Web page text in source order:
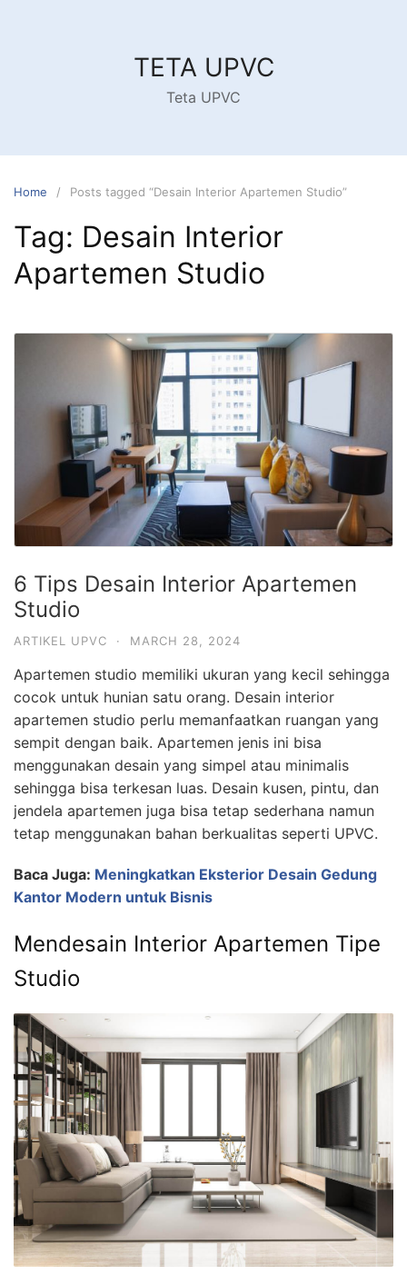
TETA UPVC
Teta UPVC
Home Posts tagged “Desain Interior Apartemen Studio”
Tag: Desain Interior
Apartemen Studio
6 Tips Desain Interior Apartemen
Studio
ARTIKEL UPVC · MARCH 28, 2024
Apartemen studio memiliki ukuran yang kecil sehingga
cocok untuk hunian satu orang. Desain interior
apartemen studio perlu memanfaatkan ruangan yang
sempit dengan baik. Apartemen jenis ini bisa
menggunakan desain yang simpel atau minimalis
sehingga bisa terkesan luas. Desain kusen, pintu, dan
jendela apartemen juga bisa tetap sederhana namun
tetap menggunakan bahan berkualitas seperti UPVC.
Baca Juga: Meningkatkan Eksterior Desain Gedung
Kantor Modern untuk Bisnis
Mendesain Interior Apartemen Tipe
Studio